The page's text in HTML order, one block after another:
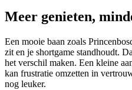
Meer genieten,
Een mooie baan zoals
zit en je shortgame standhoudt.
het verschil maken. Een kleine
kan frustratie omzetten in
nog leuker.